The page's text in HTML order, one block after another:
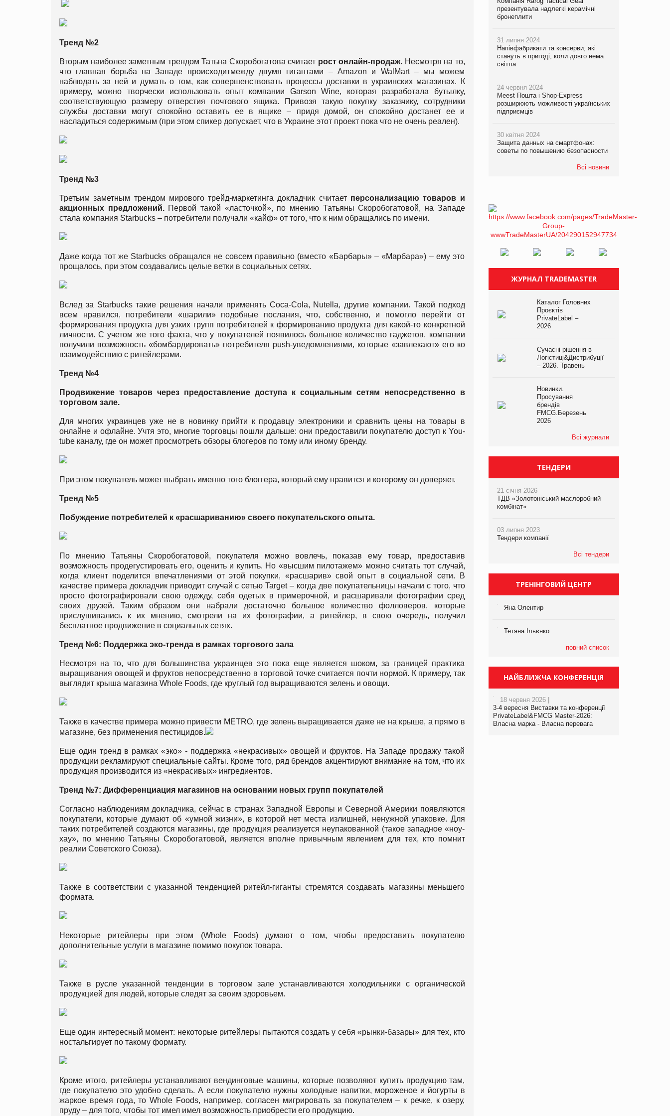
Тренд №2
Вторым наиболее заметным трендом Татьна Скоробогатова считает рост онлайн-продаж. Несмотря на то,
что главная борьба на Западе происходитмежду двумя гигантами – Amazon и WalMart – мы можем
наблюдать за ней и думать о том, как совершенствовать процессы доставки в украинских магазинах. К
примеру, можно творчески использовать опыт компании Garson Wine, которая разработала бутылку,
соответствующую размеру отверстия почтового ящика. Привозя такую покупку заказчику, сотрудники
службы доставки могут спокойно оставить ее в ящике – придя домой, он спокойно достанет ее и
насладиться содержимым (при этом спикер допускает, что в Украине этот проект пока что не очень реален).
Тренд №3
Третьим заметным трендом мирового трейд-маркетинга докладчик считает персонализацию товаров и
акционных предложений. Первой такой «ласточкой», по мнению Татьяны Скоробогатовой, на Западе
стала компания Starbucks – потребители получали «кайф» от того, что к ним обращались по имени.
Даже когда тот же Starbucks обращался не совсем правильно (вместо «Барбары» – «Марбара») – ему это
прощалось, при этом создавались целые ветки в социальных сетях.
Вслед за Starbucks такие решения начали применять Coca-Cola, Nutella, другие компании. Такой подход
всем нравился, потребители «шарили» подобные послания, что, собственно, и помогло перейти от
формирования продукта для узких групп потребителей к формированию продукта для какой-то конкретной
личности. С учетом же того факта, что у покупателей появилось большое количество гаджетов, компании
получили возможность «бомбардировать» потребителя push-уведомлениями, которые «завлекают» его ко
взаимодействию с ритейлерами.
Тренд №4
Продвижение товаров через предоставление доступа к социальным сетям непосредственно в
торговом зале.
Для многих украинцев уже не в новинку прийти к продавцу электроники и сравнить цены на товары в
онлайне и офлайне. Учтя это, многие торговцы пошли дальше: они предоставили покупателю доступ к You-
tube каналу, где он может просмотреть обзоры блогеров по тому или иному бренду.
При этом покупатель может выбрать именно того блоггера, который ему нравится и которому он доверяет.
Тренд №5
Побуждение потребителей к «расшариванию» своего покупательского опыта.
По мнению Татьяны Скоробогатовой, покупателя можно вовлечь, показав ему товар, предоставив
возможность продегустировать его, оценить и купить. Но «высшим пилотажем» можно считать тот случай,
когда клиент поделится впечатлениями от этой покупки, «расшарив» свой опыт в социальной сети. В
качестве примера докладчик приводит случай с сетью Target – когда две покупательницы начали с того, что
просто фотографировали свою одежду, себя одетых в примерочной, и расшаривали фотографии сред
своих друзей. Таким образом они набрали достаточно большое количество фолловеров, которые
прислушивались к их мнению, смотрели на их фотографии, а ритейлер, в свою очередь, получил
бесплатное продвижение в социальных сетях.
Тренд №6: Поддержка эко-тренда в рамках торгового зала
Несмотря на то, что для большинства украинцев это пока еще является шоком, за границей практика
выращивания овощей и фруктов непосредственно в торговой точке считается почти нормой. К примеру, так
выглядит крыша магазина Whole Foods, где круглый год выращиваются зелень и овощи.
Также в качестве примера можно привести METRO, где зелень выращивается даже не на крыше, а прямо в
магазине, без применения пестицидов.
Еще один тренд в рамках «эко» - поддержка «некрасивых» овощей и фруктов. На Западе продажу такой
продукции рекламируют специальные сайты. Кроме того, ряд брендов акцентируют внимание на том, что их
продукция производится из «некрасивых» ингредиентов.
Тренд №7: Дифференциация магазинов на основании новых групп покупателей
Согласно наблюдениям докладчика, сейчас в странах Западной Европы и Северной Америки появляются
покупатели, которые думают об «умной жизни», в которой нет места излишней, ненужной упаковке. Для
таких потребителей создаются магазины, где продукция реализуется неупакованной (такое западное «ноу-
хау», по мнению Татьяны Скоробогатовой, является вполне привычным явлением для тех, кто помнит
реалии Советского Союза).
Также в соответствии с указанной тенденцией ритейл-гиганты стремятся создавать магазины меньшего
формата.
Некоторые ритейлеры при этом (Whole Foods) думают о том, чтобы предоставить покупателю
дополнительные услуги в магазине помимо покупок товара.
Также в русле указанной тенденции в торговом зале устанавливаются холодильники с органической
продукцией для людей, которые следят за своим здоровьем.
Еще один интересный момент: некоторые ритейлеры пытаются создать у себя «рынки-базары» для тех, кто
ностальгирует по такому формату.
Кроме итого, ритейлеры устанавливают вендинговые машины, которые позволяют купить продукцию там,
где покупателю это удобно сделать. А если покупателю нужны холодные напитки, мороженое и йогурты в
жаркое время года, то Whole Foods, например, согласен мигрировать за покупателем – к речке, к озеру,
пруду – для того, чтобы тот имел имел возможность приобрести его продукцию.
презентувала надлегкі керамічні
бронеплити
31 липня 2024
Напівфабрикати та консерви, які
стануть в пригоді, коли довго нема
світла
24 червня 2024
Meest Пошта і Shop-Express
розширюють можливості українських
підприємців
30 квітня 2024
Защита данных на смартфонах:
советы по повышению безопасности
Всі новини
ЖУРНАЛ TRADEMASTER
Каталог Головних
Проєктів
PrivateLabel –
2026
Сучасні рішення в
Логістиці&Дистрибуції
– 2026. Травень
Новинки.
Просування
брендів
FMCG.Березень
2026
Всі журнали
ТЕНДЕРИ
21 січня 2026
ТДВ «Золотоніський маслоробний
комбінат»
03 липня 2023
Тендери компанії
Всі тендери
ТРЕНІНГОВИЙ ЦЕНТР
Яна Олентир
Тетяна Ільєнко
повний список
НАЙБЛИЖЧА КОНФЕРЕНЦІЯ
18 червня 2026 |
3-4 вересня Виставки та конференції
PrivateLabel&FMCG Master-2026:
Власна марка - Власна перевага